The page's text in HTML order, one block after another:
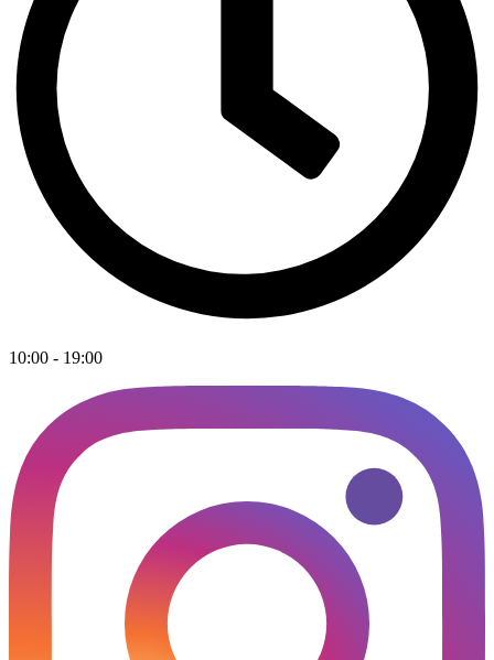
10:00 - 19:00